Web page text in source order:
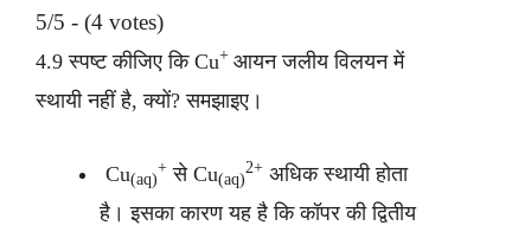
5/5 - (4 votes)
4.9 स्पष्ट कीजिए कि Cu+ आयन जलीय विलयन में
स्थायी नहीं है, क्यों? समझाइए।
Cu(aq)
+ से Cu(aq)
2+ अधिक स्थायी होता
है। इसका कारण यह है कि कॉपर की द्वितीय